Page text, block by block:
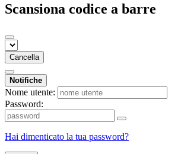
Scansiona codice a barre
Cancella
Notifiche
Nome utente:
Password:
Hai dimenticato la tua password?